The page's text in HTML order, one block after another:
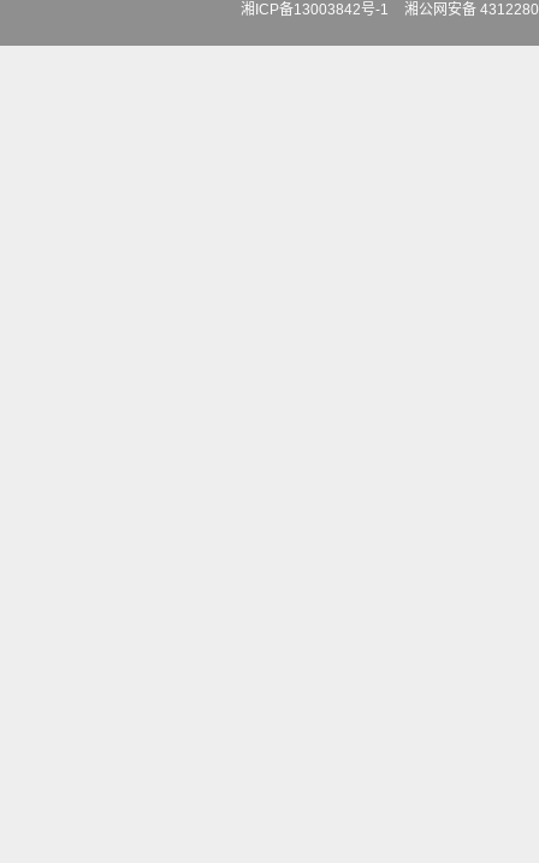
湘ICP备13003842号-1
湘公网安备